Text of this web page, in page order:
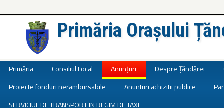
Primăria Orașului
Primăria Consiliul Local Anunțuri Despre Țăndărei
Proiecte fonduri nerambursabile
Anunturi achizitii publice
SERVICIUL DE TRANSPORT IN REGIM DE TAXI